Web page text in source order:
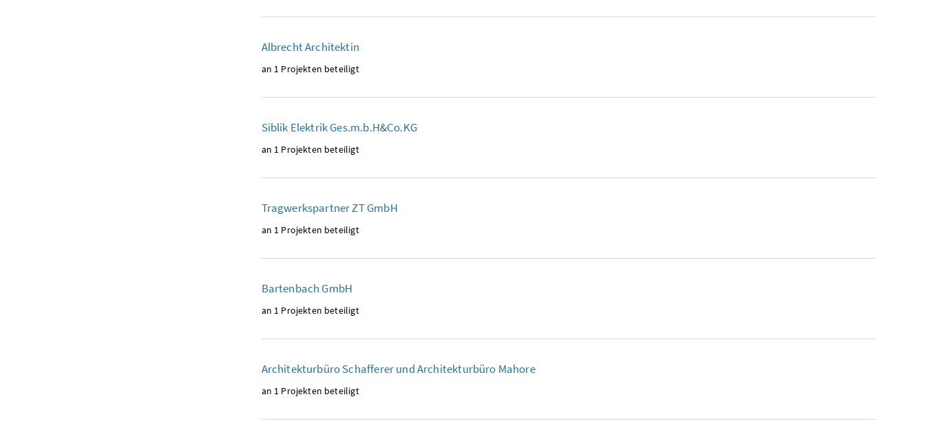
Albrecht Architektin
an 1 Projekten beteiligt
Siblik Elektrik Ges.m.b.H&Co.KG
an 1 Projekten beteiligt
Tragwerkspartner ZT GmbH
an 1 Projekten beteiligt
Bartenbach GmbH
an 1 Projekten beteiligt
Architekturbüro Schafferer und Architekturbüro Mahore
an 1 Projekten beteiligt